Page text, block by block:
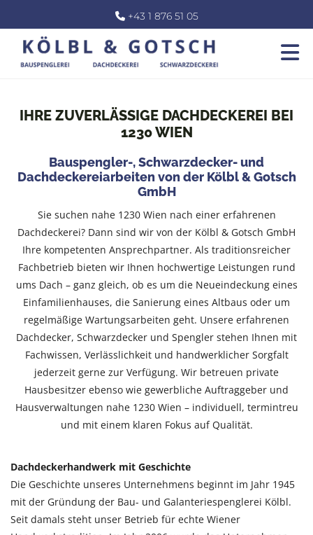
 +43 1 876 51 05
IHRE ZUVERLÄSSIGE DACHDECKEREI BEI
1230 WIEN
Bauspengler-, Schwarzdecker- und
Dachdeckereiarbeiten von der Kölbl & Gotsch
GmbH
Sie suchen nahe 1230 Wien nach einer erfahrenen
Dachdeckerei? Dann sind wir von der Kölbl & Gotsch GmbH
Ihre kompetenten Ansprechpartner. Als traditionsreicher
Fachbetrieb bieten wir Ihnen hochwertige Leistungen rund
ums Dach – ganz gleich, ob es um die Neueindeckung eines
Einfamilienhauses, die Sanierung eines Altbaus oder um
regelmäßige Wartungsarbeiten geht. Unsere erfahrenen
Dachdecker, Schwarzdecker und Spengler stehen Ihnen mit
Fachwissen, Verlässlichkeit und handwerklicher Sorgfalt
jederzeit gerne zur Verfügung. Wir betreuen private
Hausbesitzer ebenso wie gewerbliche Auftraggeber und
Hausverwaltungen nahe 1230 Wien – individuell, termintreu
und mit einem klaren Fokus auf Qualität.
Dachdeckerhandwerk mit Geschichte
Die Geschichte unseres Unternehmens beginnt im Jahr 1945
mit der Gründung der Bau- und Galanteriespenglerei Kölbl.
Seit damals steht unser Betrieb für echte Wiener